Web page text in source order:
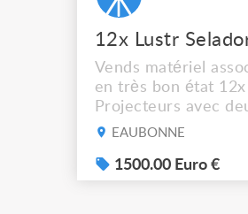
Vends matériel
en très bon état 12x
Projecteurs avec
de filtre filtre Lustr
system – seven
LEDs providing the
EAUBONNE
1500.00 Euro €